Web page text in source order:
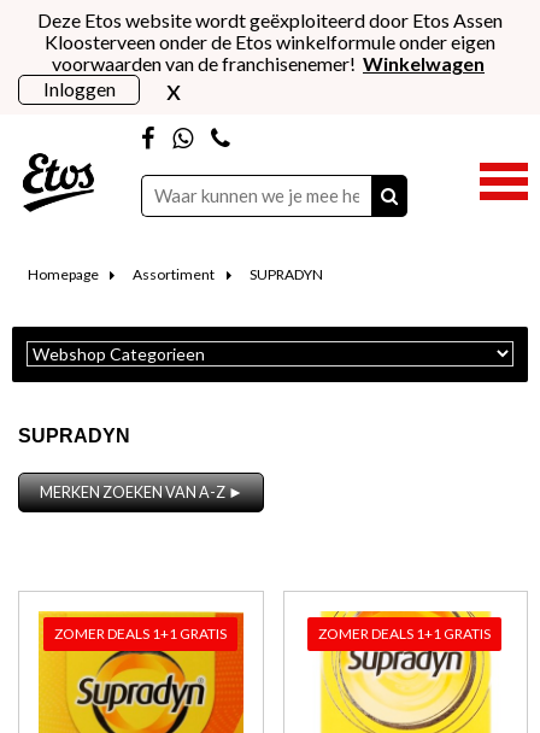
Deze Etos website wordt geëxploiteerd door Etos Assen
Kloosterveen onder de Etos winkelformule onder eigen
voorwaarden van de franchisenemer! Winkelwagen
Inloggen
x
Homepage Assortiment SUPRADYN
SUPRADYN
MERKEN ZOEKEN VAN A-Z ►
ZOMER DEALS 1+1 GRATIS ZOMER DEALS 1+1 GRATIS